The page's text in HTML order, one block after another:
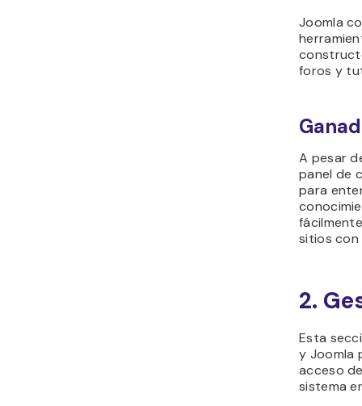
Joomla
foros y
A pesar
panel de
para
sitios con
2.
Esta
y Joomla
acceso
sistema